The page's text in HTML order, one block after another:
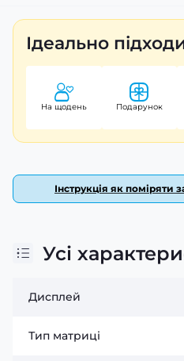
Компактний
Модель оснащена корпусом
металевий корпус,
Ідеально
На щодень Подарунок
Інструкція як поміряти
Усі
Дисплей
Тип матриці